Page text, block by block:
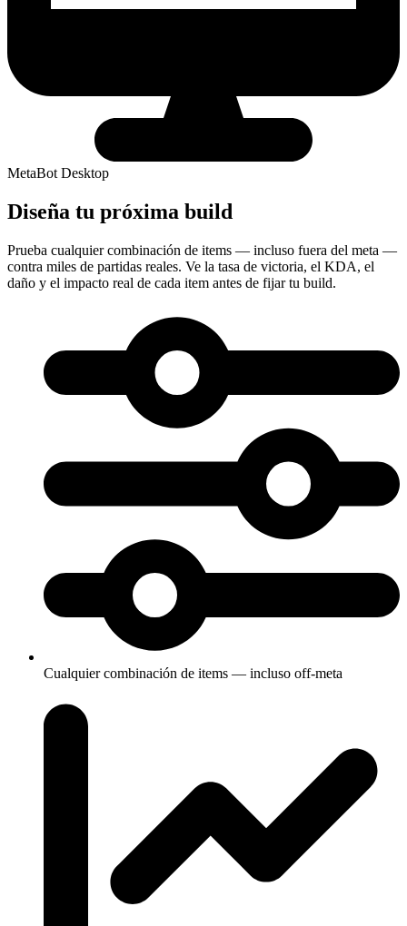
MetaBot Desktop
Diseña tu próxima build
Prueba cualquier combinación de items — incluso fuera del meta —
contra miles de partidas reales. Ve la tasa de victoria, el KDA, el
daño y el impacto real de cada item antes de fijar tu build.
Cualquier combinación de items — incluso off-meta